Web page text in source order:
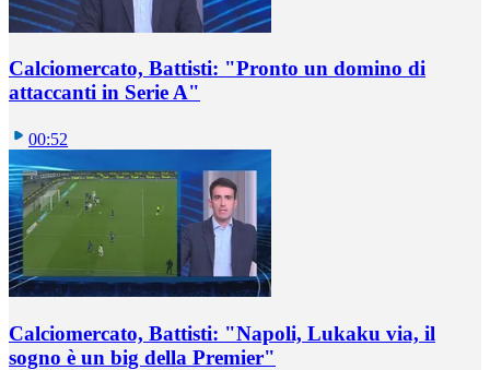
Calciomercato, Battisti: "Pronto un domino di
attaccanti in Serie A"
00:52
Calciomercato, Battisti: "Napoli, Lukaku via, il
sogno è un big della Premier"